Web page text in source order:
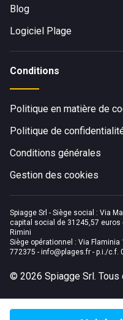
Blog
Logiciel Plage
Conditions
Politique en matière de
Politique de
Conditions générales
Gestion des cookies
Spiagge Srl - Siège social : Via
capital social de 31245,57
Rimini
Siège opérationnel : Via Flaminia
772375 - info@plages.fr - p.i./c.f.
© 2026 Spiagge Srl.